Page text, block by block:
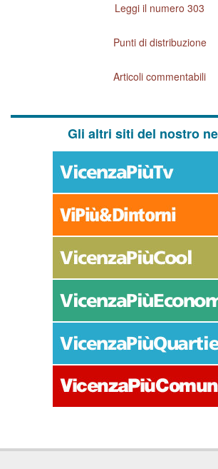
Leggi il numero 303
Punti di distribuzione
Articoli commentabili
Gli altri siti del nostro